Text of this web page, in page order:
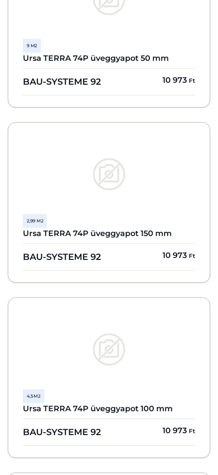
9 M2
Ursa TERRA 74P üveggyapot 50 mm
BAU-SYSTEME 92 10 973 Ft
2,99 M2
Ursa TERRA 74P üveggyapot 150 mm
BAU-SYSTEME 92 10 973 Ft
4,5 M2
Ursa TERRA 74P üveggyapot 100 mm
BAU-SYSTEME 92 10 973 Ft